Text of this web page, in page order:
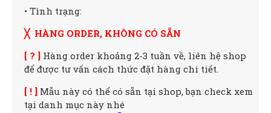
• Tình trạng:
╳ HÀNG ORDER, KHÔNG CÓ SẴN
[ ? ] Hàng order khoảng 2-3 tuần về, liên hệ shop
để được tư vấn cách thức đặt hàng chi tiết.
[ ! ] Mẫu này có thể có sẵn tại shop, bạn check xem
tại danh mục này nhé